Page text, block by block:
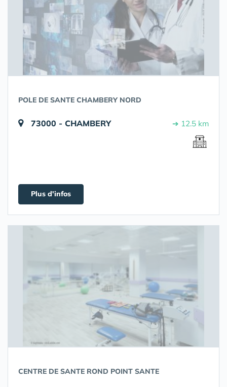
POLE DE SANTE CHAMBERY NORD
73000 - CHAMBERY ➔ 12.5 km
Plus d'infos
CENTRE DE SANTE ROND POINT SANTE